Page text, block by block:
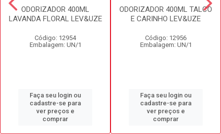
ODORIZADOR 400ML
LAVANDA FLORAL LEV&UZE
Código: 12954
Embalagem: UN/1
Faça seu login ou
cadastre-se para
ver preços e
comprar
ODORIZADOR 400ML TALCO
E CARINHO LEV&UZE
Código: 12956
Embalagem: UN/1
Faça seu login ou
cadastre-se para
ver preços e
comprar